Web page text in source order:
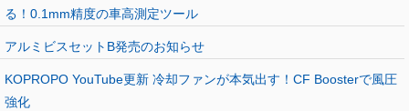
る！0.1mm精度の車高測定ツール
アルミビスセットB発売のお知らせ
KOPROPO YouTube更新 冷却ファンが本気出す！CF Boosterで風圧
強化